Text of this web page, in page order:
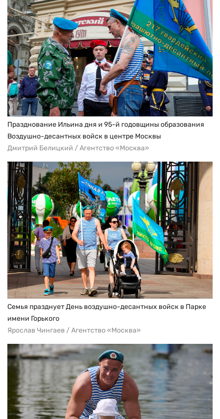
Празднование Ильина дня и 95-й годовщины образования
Воздушно-десантных войск в центре Москвы
Дмитрий Белицкий / Агентство «Москва»
Семья празднует День воздушно-десантных войск в Парке
имени Горького
Ярослав Чингаев / Агентство «Москва»